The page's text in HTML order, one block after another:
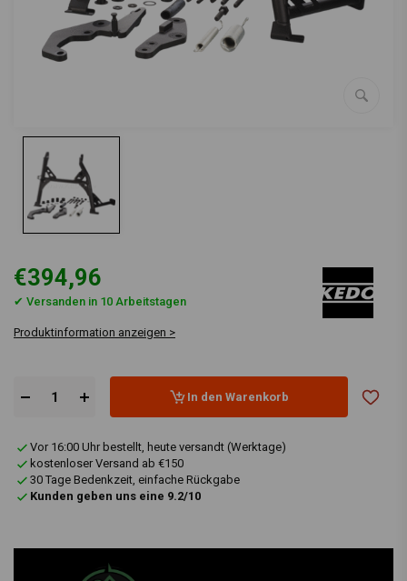
€394,96
✔ Versanden in 10 Arbeitstagen
Produktinformation anzeigen >
In den Warenkorb
Vor 16:00 Uhr bestellt, heute versandt (Werktage)
kostenloser Versand ab €150
30 Tage Bedenkzeit, einfache Rückgabe
Kunden geben uns eine 9.2/10